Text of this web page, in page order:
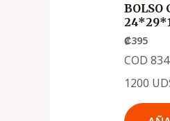
BOLSO
₡395
COD
1200